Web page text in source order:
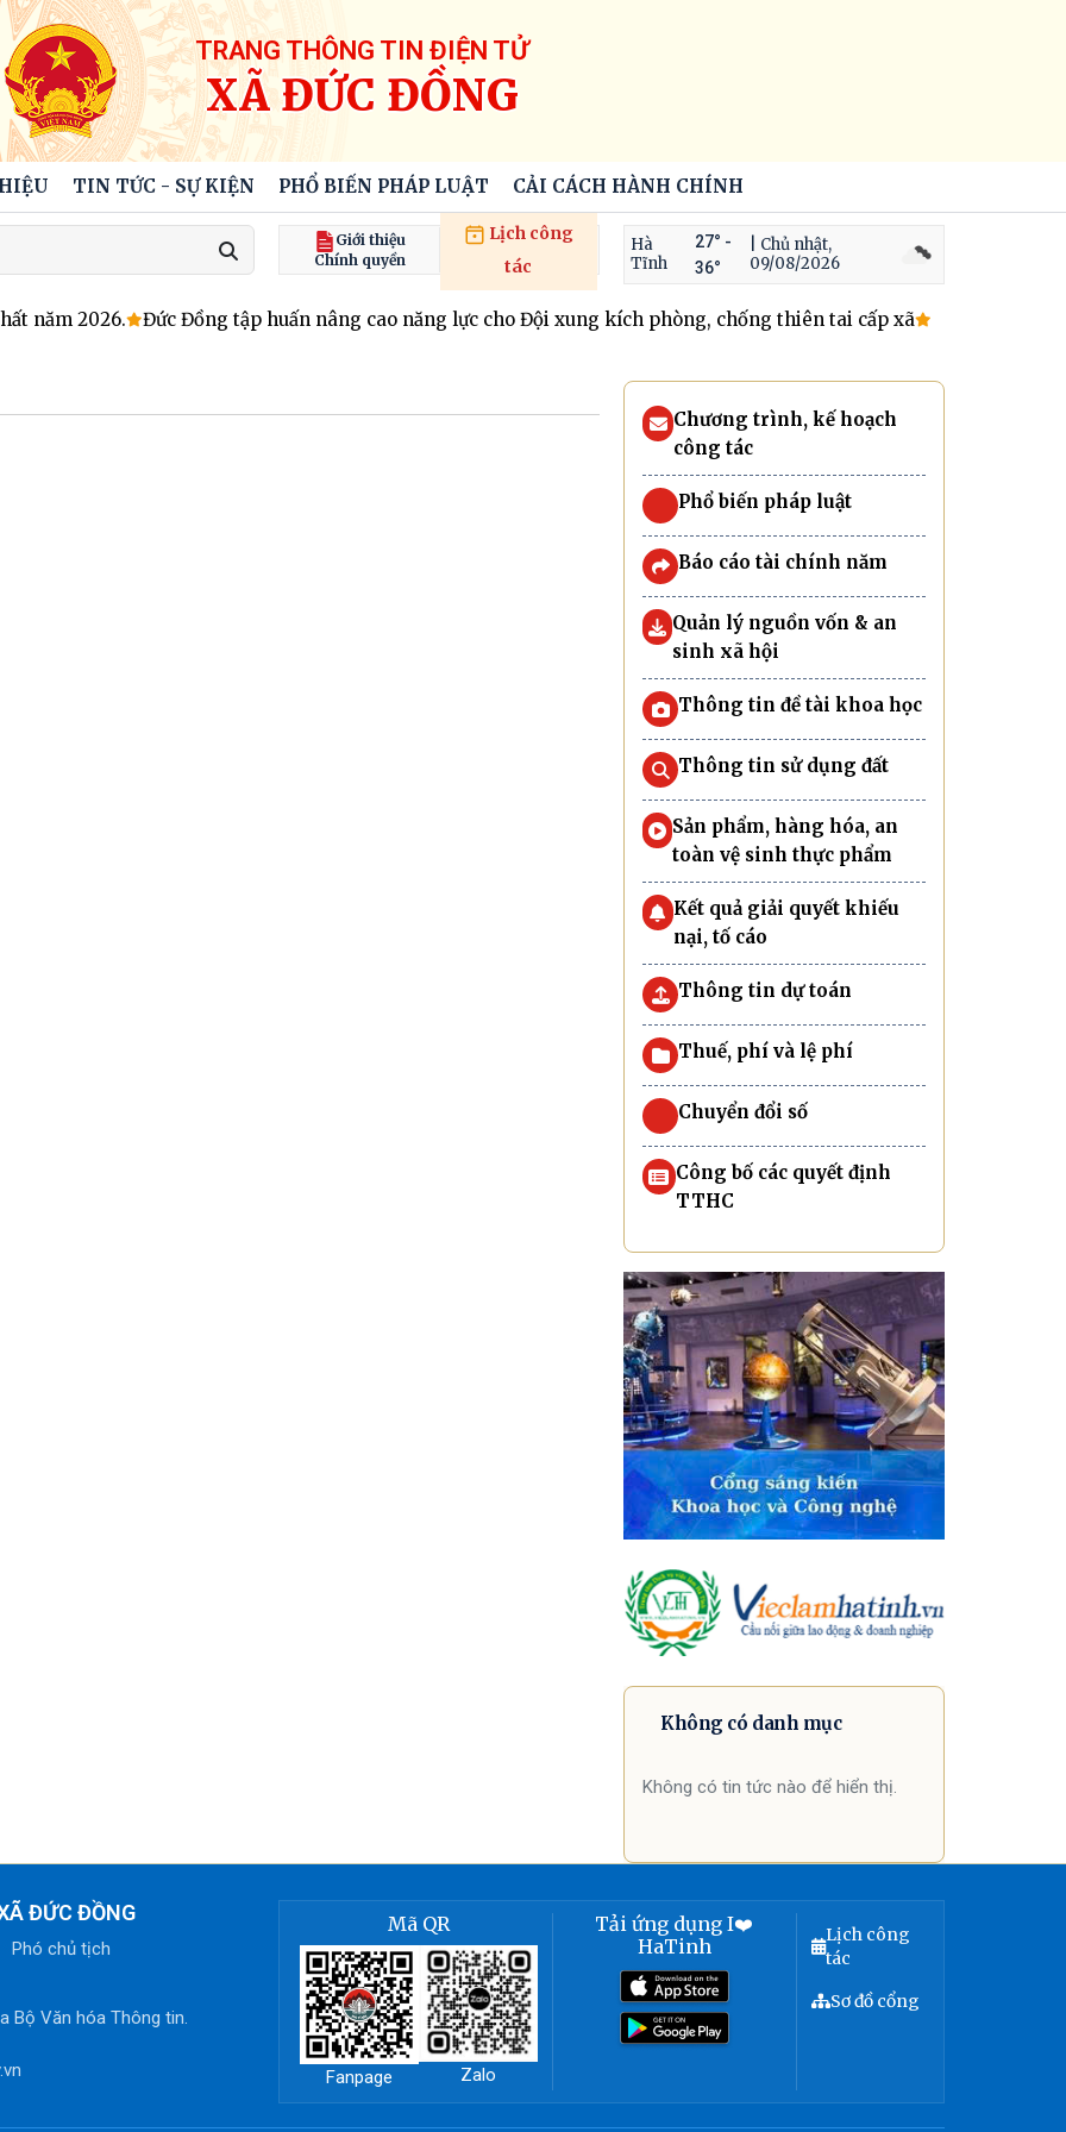
TRANG THÔNG TIN ĐIỆN TỬ
XÃ ĐỨC ĐỒNG
TIN TỨC - SỰ KIỆN PHỔ BIẾN PHÁP LUẬT CẢI CÁCH HÀNH CHÍNH
Giới thiệu
Chính quyền
Lịch công
tác
Hà
Tĩnh
27° -
36°
| Chủ nhật,
09/08/2026
năm 2026. Đức Đồng tập huấn nâng cao năng lực cho Đội xung kích phòng, chống thiên tai cấp xã Chi bộ Trường
Chương trình, kế hoạch
công tác
Phổ biến pháp luật
Báo cáo tài chính năm
Quản lý nguồn vốn & an
sinh xã hội
Thông tin đề tài khoa học
Thông tin sử dụng đất
Sản phẩm, hàng hóa, an
toàn vệ sinh thực phẩm
Kết quả giải quyết khiếu
nại, tố cáo
Thông tin dự toán
Thuế, phí và lệ phí
Chuyển đổi số
Công bố các quyết định
TTHC
Không có danh mục
Không có tin tức nào để hiển thị.
ĐỨC ĐỒNG
Phó chủ tịch
Bộ Văn hóa Thông tin.
Mã QR
Fanpage Zalo
Tải ứng dụng I❤️
HaTinh
Lịch công
tác
Sơ đồ cổng